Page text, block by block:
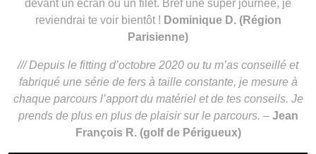
devant un écran ou un filet. Bref une super journée, je
reviendrai te voir bientôt ! Dominique D. (Région
Parisienne)
/// Depuis le fitting d’octobre 2020 ou tu m’as conseillé et
fabriqué une série de fers à taille constante, je mesure à
chaque parcours l’apport du matériel et de tes conseils. Je
prends de plus en plus de plaisir sur le parcours. – Jean
François R. (golf de Périgueux)